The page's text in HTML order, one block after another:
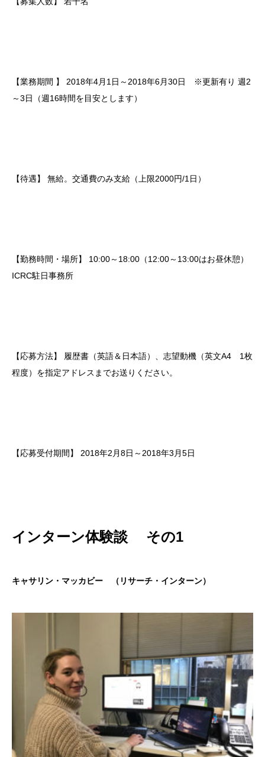
【業務期間 】 2018年4月1日～2018年6月30日 ※更新有り 週2
～3日（週16時間を目安とします）
【待遇】 無給。交通費のみ支給（上限2000円/1日）
【勤務時間・場所】
10:00～18:00（12:00～13:00はお昼休憩）
ICRC駐日事務所
【応募方法】
履歴書（英語＆日本語）、志望動機（英文A4 1枚
程度）を指定アドレスまでお送りください。
【応募受付期間】 2018年2月8日～2018年3月5日
インターン体験談 その1
キャサリン・マッカビー （リサーチ・インターン）